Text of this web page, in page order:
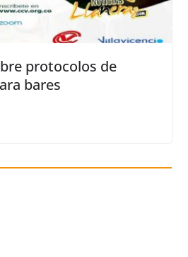
protocolos de
bares